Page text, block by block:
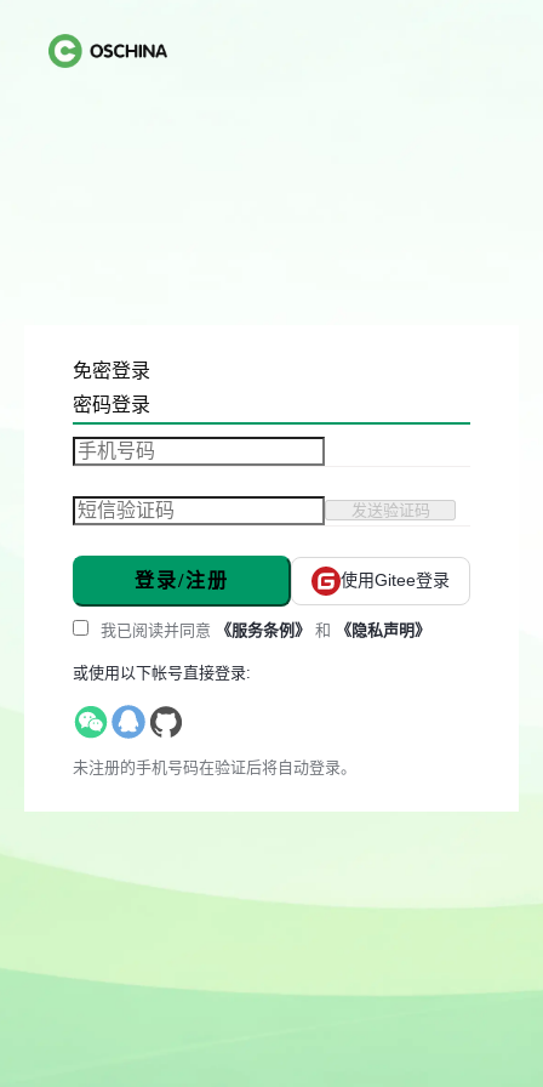
免密登录
密码登录
发送验证码
登录/注册 使用Gitee登录
我已阅读并同意 《服务条例》 和 《隐私声明》
或使用以下帐号直接登录:
未注册的手机号码在验证后将自动登录。